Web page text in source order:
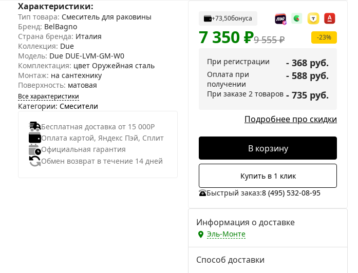
Характеристики:
Тип товара: Смеситель для раковины
Бренд: BelBagno
Страна бренда: Италия
Коллекция: Due
Модель: Due DUE-LVM-GM-W0
Комплектация: цвет Оружейная сталь
Монтаж: на сантехнику
Поверхность: матовая
Все характеристики
Категории: Смесители
Бесплатная доставка от 15 000Р
Оплата картой, Яндекс Пэй, Сплит
Официальная гарантия
Обмен возврат в течение 14 дней
+73,50бонуса
9 555₽
7 350₽ -23%
При регистрации - 368 руб.
Оплата при
получении
- 588 руб.
При заказе 2 товаров - 735 руб.
Подробнее про скидки
В корзину
Купить в 1 клик
Быстрый заказ:8 (495) 532-08-95
Информация о доставке
Эль-Монте
Способ доставки